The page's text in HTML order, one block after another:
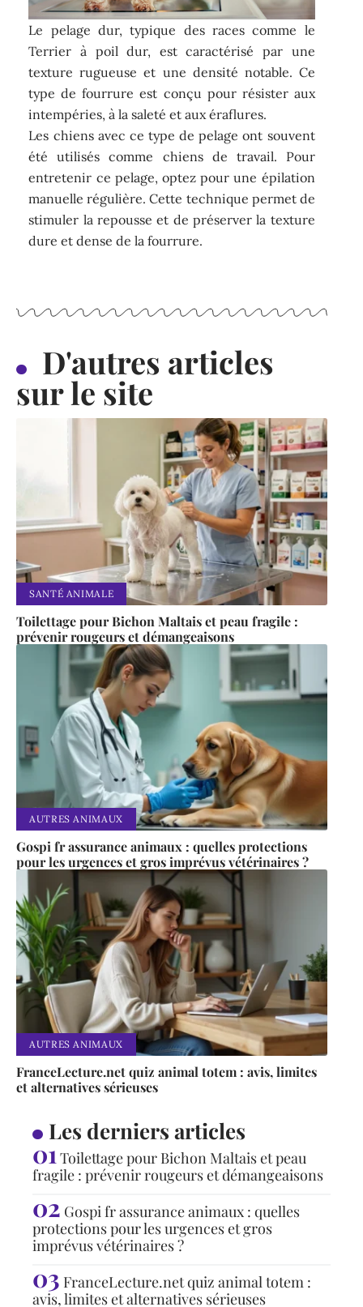
Le pelage dur, typique des races comme le
Terrier à poil dur, est caractérisé par une
texture rugueuse et une densité notable. Ce
type de fourrure est conçu pour résister aux
intempéries, à la saleté et aux éraflures.
Les chiens avec ce type de pelage ont souvent
été utilisés comme chiens de travail. Pour
entretenir ce pelage, optez pour une épilation
manuelle régulière. Cette technique permet de
stimuler la repousse et de préserver la texture
dure et dense de la fourrure.
D'autres articles
sur le site
SANTÉ ANIMALE
Toilettage pour Bichon Maltais et peau fragile :
prévenir rougeurs et démangeaisons
AUTRES ANIMAUX
Gospi fr assurance animaux : quelles protections
pour les urgences et gros imprévus vétérinaires ?
AUTRES ANIMAUX
FranceLecture.net quiz animal totem : avis, limites
et alternatives sérieuses
Les derniers articles
Toilettage pour Bichon Maltais et peau
fragile : prévenir rougeurs et démangeaisons
Gospi fr assurance animaux : quelles
protections pour les urgences et gros
imprévus vétérinaires ?
FranceLecture.net quiz animal totem :
avis, limites et alternatives sérieuses